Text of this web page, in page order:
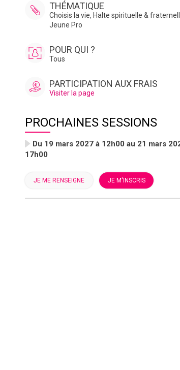
THÉMATIQUE
Choisis la vie, Halte spirituelle &
Jeune Pro
POUR QUI ?
Tous
PARTICIPATION AUX FRAIS
Visiter la page
PROCHAINES SESSIONS
Du 19 mars 2027 à 12h00 au 21 mars
17h00
JE ME RENSEIGNE JE M'INSCRIS